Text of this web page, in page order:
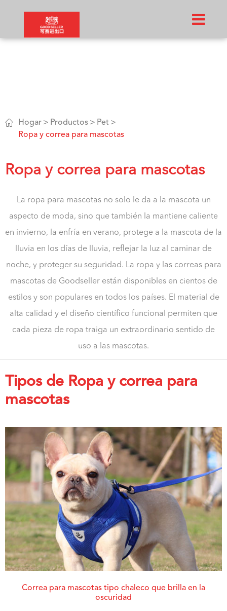
 Hogar Productos
Pet
Ropa y correa para mascotas
Ropa y correa para mascotas
La ropa para mascotas no solo le da a la mascota un
aspecto de moda, sino que también la mantiene caliente
en invierno, la enfría en verano, protege a la mascota de la
lluvia en los días de lluvia, reflejar la luz al caminar de
noche, y proteger su seguridad. La ropa y las correas para
mascotas de Goodseller están disponibles en cientos de
estilos y son populares en todos los países. El material de
alta calidad y el diseño científico funcional permiten que
cada pieza de ropa traiga un extraordinario sentido de
uso a las mascotas.
Tipos de Ropa y correa para
mascotas
Correa para mascotas tipo chaleco que brilla en la
oscuridad